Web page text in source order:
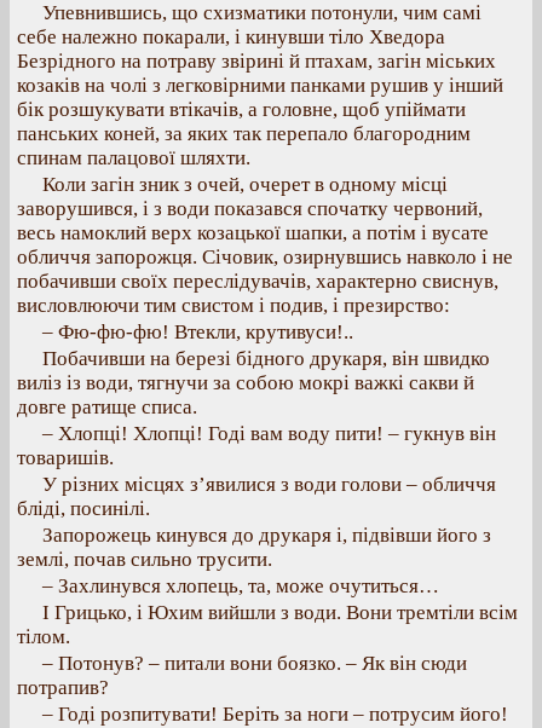
Упевнившись, що схизматики потонули, чим самі
себе належно покарали, і кинувши тіло Хведора
Безрідного на потраву звірині й птахам, загін міських
козаків на чолі з легковірними панками рушив у інший
бік розшукувати втікачів, а головне, щоб упіймати
панських коней, за яких так перепало благородним
спинам палацової шляхти.
Коли загін зник з очей, очерет в одному місці
заворушився, і з води показався спочатку червоний,
весь намоклий верх козацької шапки, а потім і вусате
обличчя запорожця. Січовик, озирнувшись навколо і не
побачивши своїх переслідувачів, характерно свиснув,
висловлюючи тим свистом і подив, і презирство:
– Фю-фю-фю! Втекли, крутивуси!..
Побачивши на березі бідного друкаря, він швидко
виліз із води, тягнучи за собою мокрі важкі сакви й
довге ратище списа.
– Хлопці! Хлопці! Годі вам воду пити! – гукнув він
товаришів.
У різних місцях з’явилися з води голови – обличчя
бліді, посинілі.
Запорожець кинувся до друкаря і, підвівши його з
землі, почав сильно трусити.
– Захлинувся хлопець, та, може очутиться…
І Грицько, і Юхим вийшли з води. Вони тремтіли всім
тілом.
– Потонув? – питали вони боязко. – Як він сюди
потрапив?
– Годі розпитувати! Беріть за ноги – потрусим його!